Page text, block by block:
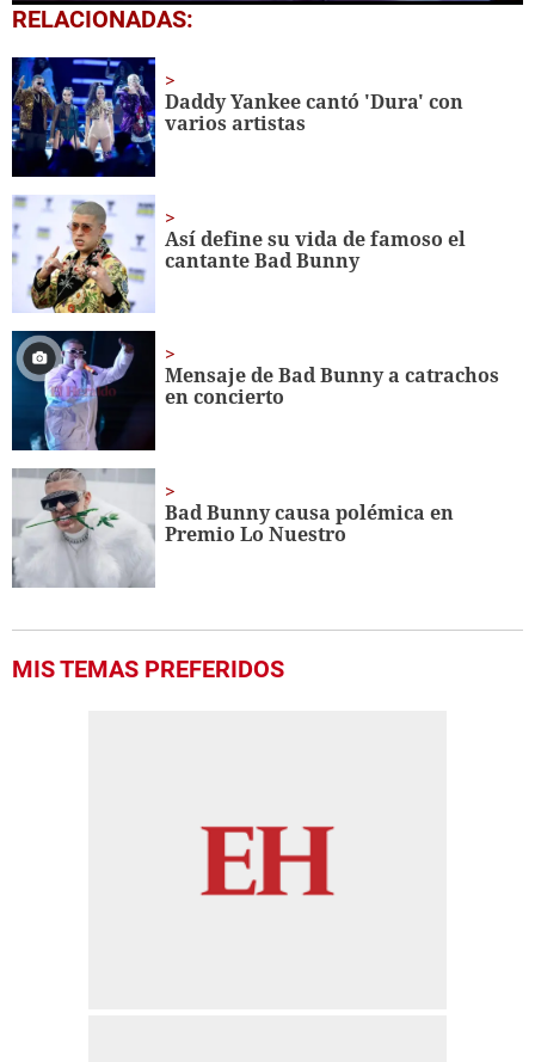
0
seconds
1
minute,
37
seconds
RELACIONADAS:
Daddy Yankee cantó 'Dura' con
varios artistas
Así define su vida de famoso el
cantante Bad Bunny
Mensaje de Bad Bunny a catrachos
en concierto
Bad Bunny causa polémica en
Premio Lo Nuestro
MIS TEMAS PREFERIDOS